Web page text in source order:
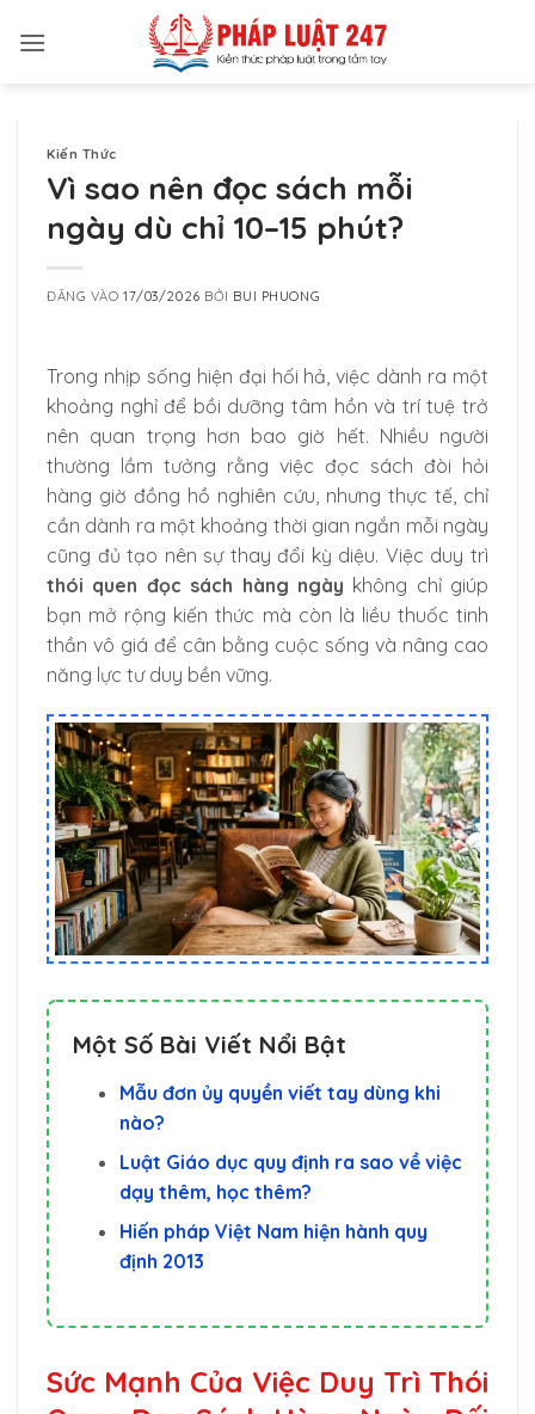
qua
Kiến Thức
Vì sao nên đọc sách mỗi
ngày dù chỉ 10–15 phút?
ĐĂNG VÀO17/03/2026 BỞI BUI PHUONG
Trong nhịp sống hiện đại hối hả, việc dành ra một
khoảng nghỉ để bồi dưỡng tâm hồn và trí tuệ trở
nên quan trọng hơn bao giờ hết. Nhiều người
thường lầm tưởng rằng việc đọc sách đòi hỏi
hàng giờ đồng hồ nghiên cứu, nhưng thực tế, chỉ
cần dành ra một khoảng thời gian ngắn mỗi ngày
cũng đủ tạo nên sự thay đổi kỳ diệu. Việc duy trì
thói quen đọc sách hàng ngày không chỉ giúp
bạn mở rộng kiến thức mà còn là liều thuốc tinh
thần vô giá để cân bằng cuộc sống và nâng cao
năng lực tư duy bền vững.
Một Số Bài Viết Nổi Bật
Mẫu đơn ủy quyền viết tay dùng khi
nào?
Luật Giáo dục quy định ra sao về việc
dạy thêm, học thêm?
Hiến pháp Việt Nam hiện hành quy
định 2013
Sức Mạnh Của Việc Duy Trì Thói